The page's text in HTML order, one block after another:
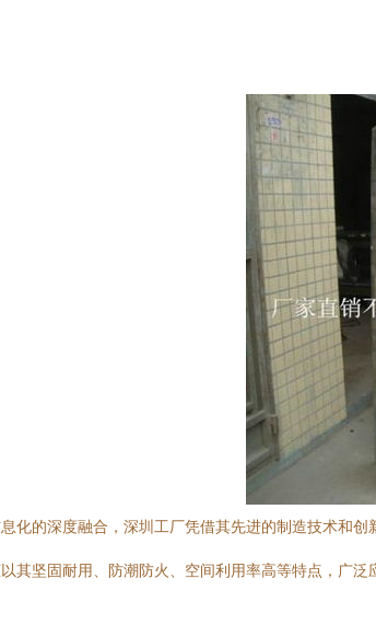
化的深度融合，深圳工厂凭借其先进的制造技术和
其坚固耐用、防潮防火、空间利用率高等特点，广